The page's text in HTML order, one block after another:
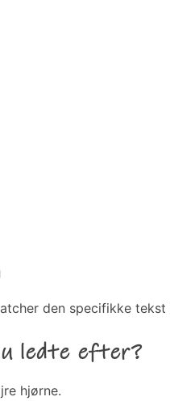
den specifikke tekst
ledte efter?
hjørne.